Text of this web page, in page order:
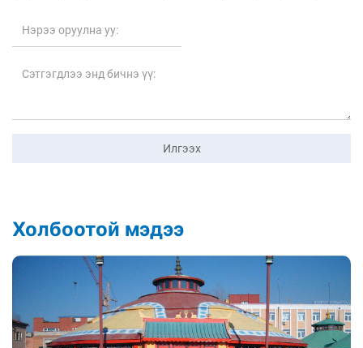
Илгээх
Холбоотой мэдээ